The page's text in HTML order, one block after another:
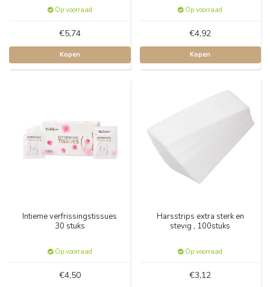
Op voorraad
€5,74
Kopen
Op voorraad
€4,92
Kopen
Intieme verfrissingstissues
30 stuks
Op voorraad
€4,50
Harsstrips extra sterk en
stevig , 100stuks
Op voorraad
€3,12